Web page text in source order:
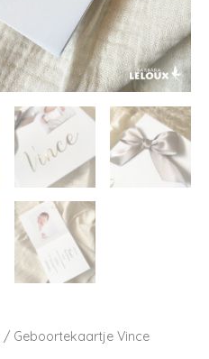
/ Geboortekaartje Vince